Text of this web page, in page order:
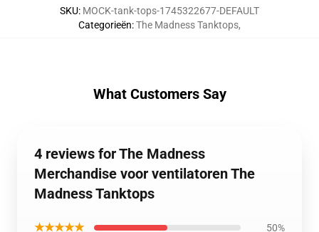
SKU: MOCK-tank-tops-1745322677-DEFAULT
Categorieën:The Madness Tanktops,
What Customers Say
4 reviews for The Madness
Merchandise voor ventilatoren The
Madness Tanktops
★★★★★ 50%